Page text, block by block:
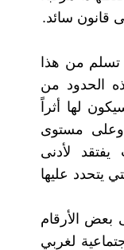
قانون سائد.
تسلم من هذا
الحدود من
لها أثراً
وعلى مستوى
يفتقد لأدنى
يتحدد عليها
بعض الأرقام
لغربي